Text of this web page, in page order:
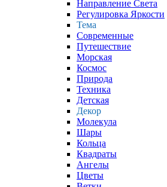
Направление Света
Регулировка Яркости
Тема
Современные
Путешествие
Морская
Космос
Природа
Техника
Детская
Декор
Молекула
Шары
Кольца
Квадраты
Ангелы
Цветы